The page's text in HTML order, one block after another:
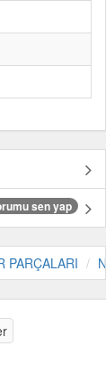
sen yap
PARÇALARI